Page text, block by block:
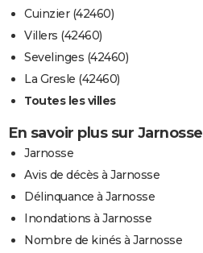
Cuinzier (42460)
Villers (42460)
Sevelinges (42460)
La Gresle (42460)
Toutes les villes
En savoir plus sur Jarnosse
Jarnosse
Avis de décès à Jarnosse
Délinquance à Jarnosse
Inondations à Jarnosse
Nombre de kinés à Jarnosse